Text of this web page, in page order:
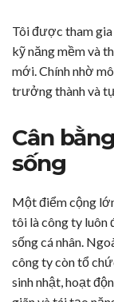
Tôi được tham gia
kỹ năng mềm và
mới. Chính nhờ
trưởng thành và
Cân
sống
Một điểm cộng
tôi là công ty luôn
sống cá nhân.
công ty còn tổ
sinh nhật, hoạt